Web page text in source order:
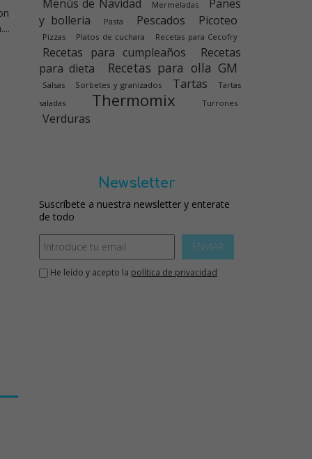
Menús de Navidad
Mermeladas
Panes
y bolleria
Pasta Pescados Picoteo
Pizzas Platos de cuchara Recetas para Cecofry
Recetas para cumpleaños
Recetas
para dieta
Recetas para olla GM
Salsas Sorbetes y granizados Tartas
Tartas
saladas
Thermomix Turrones
Verduras
Newsletter
Suscríbete a nuestra newsletter y enterate
de todo
ENVIAR
He leído y acepto la política de privacidad